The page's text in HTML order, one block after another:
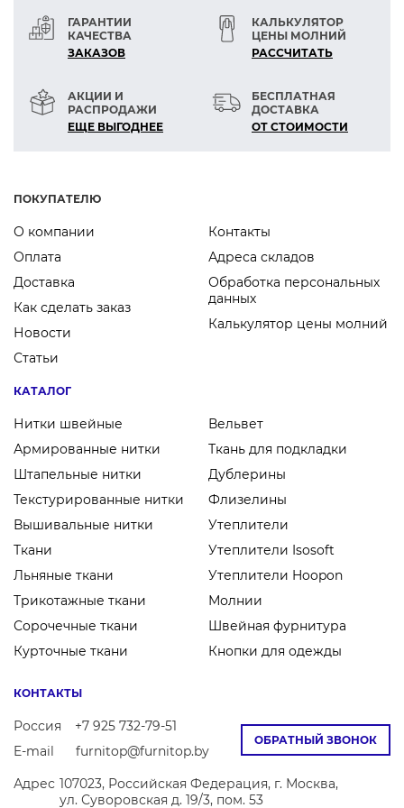
Какая выгода
— Скрытая, удобная и привлекательная
застёжка.
— Латунь устойчива к коррозии, стирке и
химчистке.
— Пришивная кнопка подходит также в
ГАРАНТИИ
КАЧЕСТВА
ЗАКАЗОВ
КАЛЬКУЛЯТОР
ЦЕНЫ МОЛНИЙ
РАСCЧИТАТЬ
АКЦИИ И
РАСПРОДАЖИ
ЕЩЕ ВЫГОДНЕЕ
БЕСПЛАТНАЯ
ДОСТАВКА
ОТ СТОИМОСТИ
ПОКУПАТЕЛЮ
О компании
Оплата
Доставка
Как сделать заказ
Новости
Статьи
Контакты
Адреса складов
Обработка персональных
данных
Калькулятор цены молний
КАТАЛОГ
Нитки швейные
Армированные нитки
Штапельные нитки
Текстурированные нитки
Вышивальные нитки
Ткани
Льняные ткани
Трикотажные ткани
Сорочечные ткани
Курточные ткани
Вельвет
Ткань для подкладки
Дублерины
Флизелины
Утеплители
Утеплители Isosoft
Утеплители Hoopon
Молнии
Швейная фурнитура
Кнопки для одежды
ОБРАТНЫЙ ЗВОНОК
КОНТАКТЫ
Россия
+7 925 732-79-51
E-mail
furnitop@furnitop.by
Адрес 107023, Российская Федерация, г. Москва,
ул. Суворовская д. 19/3, пом. 53